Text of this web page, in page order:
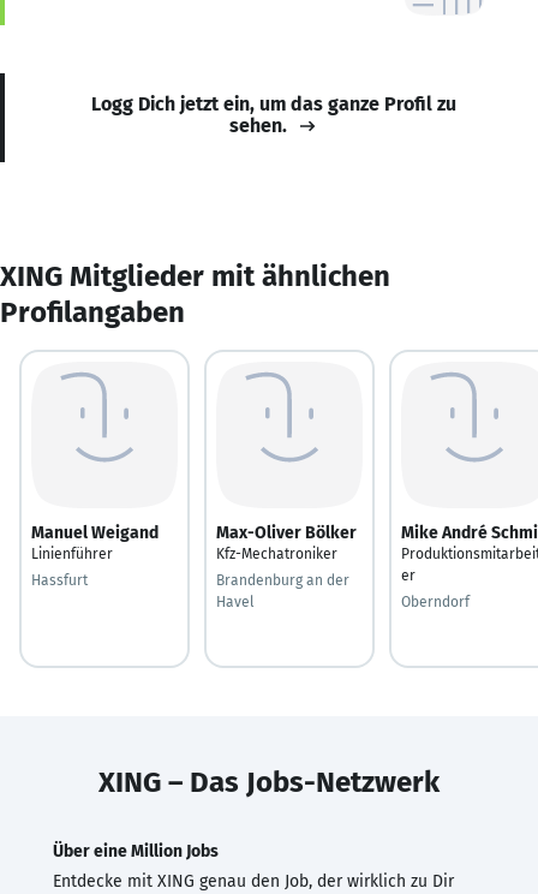
Logg Dich jetzt ein, um das ganze Profil zu
sehen.
XING Mitglieder mit ähnlichen
Profilangaben
Manuel Weigand
Linienführer
Hassfurt
Max-Oliver Bölker
Kfz-Mechatroniker
Brandenburg an der
Havel
Mike André
er
Oberndorf
XING – Das Jobs-Netzwerk
Über eine Million Jobs
Entdecke mit XING genau den Job, der wirklich zu Dir